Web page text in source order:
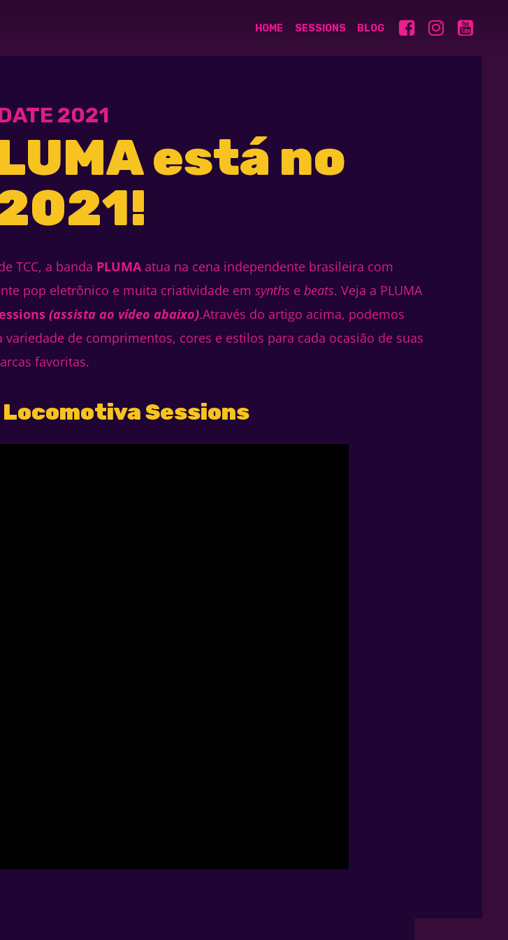
SESSIONS BLOG
HOME
2021
está no
TCC, a banda PLUMAatua na cena independente brasileira com
pop eletrônico e muita criatividade em synths e beats. Veja a PLUMA
(assista ao vídeo abaixo).Através do artigo acima, podemos
variedade de comprimentos, cores e estilos para cada ocasião de suas
favoritas.
Locomotiva Sessions